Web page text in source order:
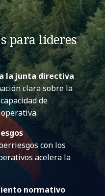
para líderes
la junta directiva
clara sobre la
de
con los
acelera la
normativo